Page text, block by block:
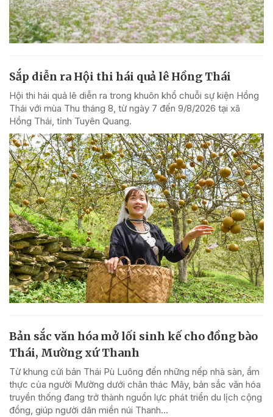
Sắp diễn ra Hội thi hái quả lê Hồng Thái
Hội thi hái quả lê diễn ra trong khuôn khổ chuỗi sự kiện Hồng
Thái với mùa Thu tháng 8, từ ngày 7 đến 9/8/2026 tại xã
Hồng Thái, tỉnh Tuyên Quang.
Bản sắc văn hóa mở lối sinh kế cho đồng bào
Thái, Mường xứ Thanh
Từ khung cửi bản Thái Pù Luông đến những nếp nhà sàn, ẩm
thực của người Mường dưới chân thác Mây, bản sắc văn hóa
truyền thống đang trở thành nguồn lực phát triển du lịch cộng
đồng, giúp người dân miền núi Thanh...